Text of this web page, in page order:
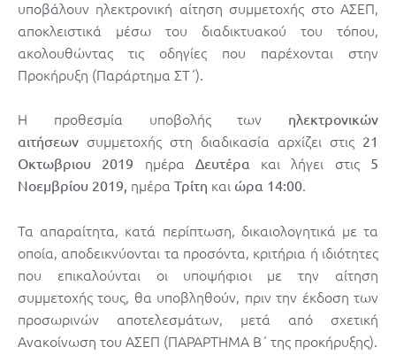
υποβάλουν ηλεκτρονική αίτηση συμμετοχής στο ΑΣΕΠ,
αποκλειστικά μέσω του διαδικτυακού του τόπου,
ακολουθώντας τις οδηγίες που παρέχονται στην
Προκήρυξη (Παράρτημα ΣΤ΄).
Η προθεσμία υποβολής των ηλεκτρονικών
αιτήσεων συμμετοχής στη διαδικασία αρχίζει στις 21
Οκτωβριου 2019
ημέρα Δευτέρα και λήγει στις 5
Νοεμβρίου 2019, ημέρα Τρίτη και ώρα 14:00.
Τα απαραίτητα, κατά περίπτωση, δικαιολογητικά με τα
οποία, αποδεικνύονται τα προσόντα, κριτήρια ή ιδιότητες
που επικαλούνται οι υποψήφιοι με την αίτηση
συμμετοχής τους, θα υποβληθούν, πριν την έκδοση των
προσωρινών αποτελεσμάτων, μετά από σχετική
Ανακοίνωση του ΑΣΕΠ (ΠΑΡΑΡΤΗΜΑ Β΄ της προκήρυξης).